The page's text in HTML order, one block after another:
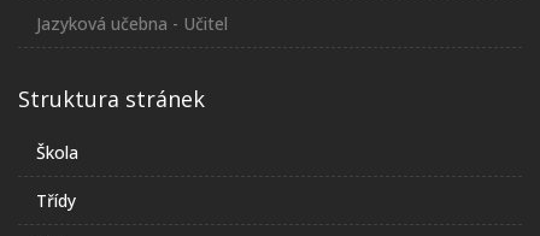
Jazyková učebna - Učitel
Struktura stránek
Škola
Třídy